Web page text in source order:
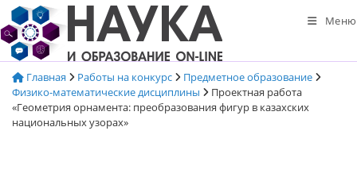
Перейти
к
содержимому
Меню
Главная Работы на конкурс
Предметное образование
Физико-математические дисциплины
Проектная работа
«Геометрия орнамента: преобразования фигур в казахских
национальных узорах»